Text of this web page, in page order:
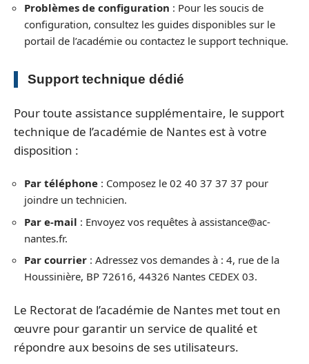
Problèmes de configuration : Pour les soucis de
configuration, consultez les guides disponibles sur le
portail de l’académie ou contactez le support technique.
Support technique dédié
Pour toute assistance supplémentaire, le support
technique de l’académie de Nantes est à votre
disposition :
Par téléphone : Composez le 02 40 37 37 37 pour
joindre un technicien.
Par e-mail : Envoyez vos requêtes à assistance@ac-
nantes.fr.
Par courrier : Adressez vos demandes à : 4, rue de la
Houssinière, BP 72616, 44326 Nantes CEDEX 03.
Le Rectorat de l’académie de Nantes met tout en
œuvre pour garantir un service de qualité et
répondre aux besoins de ses utilisateurs.